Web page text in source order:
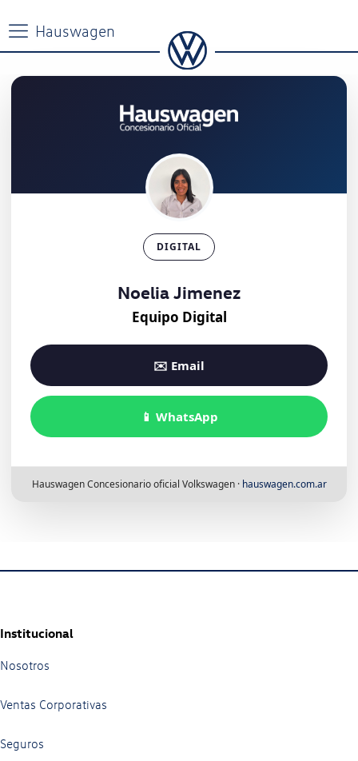
DIGITAL
Noelia Jimenez
Equipo Digital
✉️ Email
📱 WhatsApp
Hauswagen Concesionario oficial Volkswagen · hauswagen.com.ar
Institucional
Nosotros
Ventas Corporativas
Seguros